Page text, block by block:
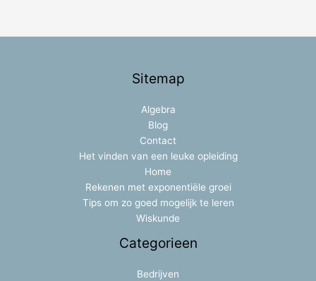
Sitemap
Algebra
Blog
Contact
Het vinden van een leuke opleiding
Home
Rekenen met exponentiële groei
Tips om zo goed mogelijk te leren
Wiskunde
Categorieen
Bedrijven